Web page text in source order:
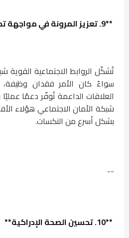
**9. تعزيز المرونة في مواجهة تحديات الحياة**
تُشكّل الروابط الاجتماعية
سواءً كان الأمر فقدان وظيفة،
العلاقات الداعمة تُوفّر دعمًا
شبكة الأمان الاجتماعي هؤلاء
بشكل أسرع من النكسات.
--
**10. تحسين الصحة الإدراكية**